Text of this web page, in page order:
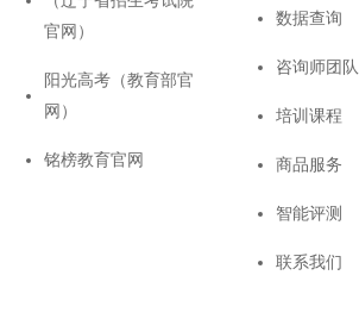
官网）
阳光高考（教育部官
网）
铭榜教育官网
数据查询
咨询师团队
培训课程
商品服务
智能评测
联系我们